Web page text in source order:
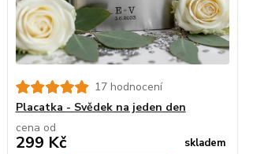
17 hodnocení
Placatka - Svědek na jeden den
cena od
299 Kč skladem